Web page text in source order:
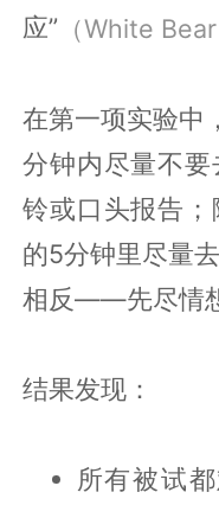
应” （White
在第一项实验中
分钟内尽量不
铃或口头报告
的5分钟里尽量
相反——先尽情
结果发现：
所有被试